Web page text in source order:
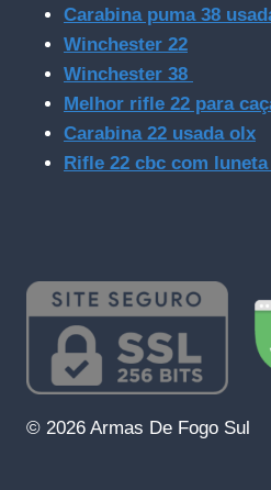
Carabina puma 38
Winchester 22
Winchester 38
Melhor rifle 22 para
Carabina 22 usada olx
Rifle 22 cbc com
© 2026 Armas De Fogo Sul